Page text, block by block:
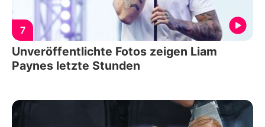
7
Unveröffentlichte Fotos zeigen Liam
Paynes letzte Stunden